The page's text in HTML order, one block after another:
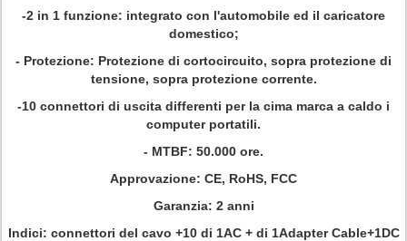
-2 in 1 funzione: integrato con l'automobile ed il caricatore
domestico;
- Protezione: Protezione di cortocircuito, sopra protezione di
tensione, sopra protezione corrente.
-10 connettori di uscita differenti per la cima marca a caldo i
computer portatili.
- MTBF: 50.000 ore.
Approvazione: CE, RoHS, FCC
Garanzia: 2 anni
Indici: connettori del cavo +10 di 1AC + di 1Adapter Cable+1DC